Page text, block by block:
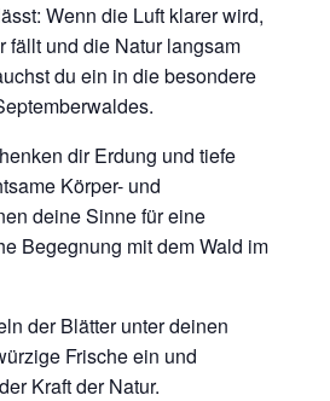
Wenn die Luft klarer wird,
fällt und die Natur langsam
du ein in die besondere
dir Erdung und tiefe
Körper- und
deine Sinne für eine
Begegnung mit dem Wald im
der Blätter unter deinen
Frische ein und
Kraft der Natur.